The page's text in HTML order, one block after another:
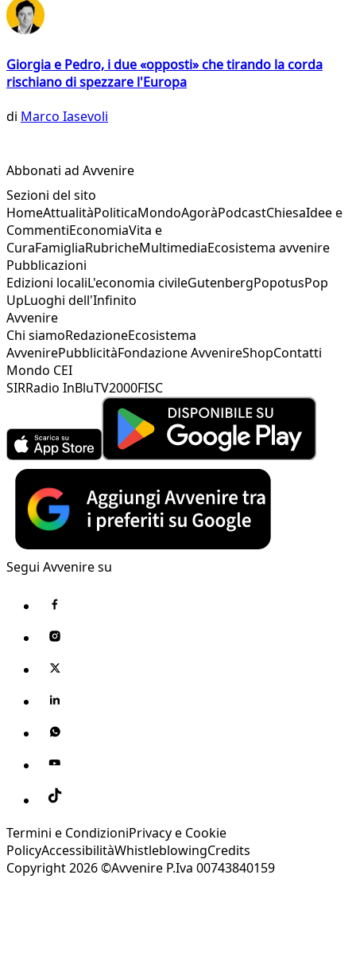
Giorgia e Pedro, i due «opposti» che tirando la corda
rischiano di spezzare l'Europa
di Marco Iasevoli
Abbonati ad Avvenire
Sezioni del sito
HomeAttualitàPoliticaMondoAgoràPodcastChiesaIdee e
CommentiEconomiaVita e
CuraFamigliaRubricheMultimediaEcosistema avvenire
Pubblicazioni
Edizioni localiL'economia civileGutenbergPopotusPop
UpLuoghi dell'Infinito
Avvenire
Chi siamoRedazioneEcosistema
AvvenirePubblicitàFondazione AvvenireShopContatti
Mondo CEI
SIRRadio InBluTV2000FISC
Segui Avvenire su
Termini e CondizioniPrivacy e Cookie
PolicyAccessibilitàWhistleblowingCredits
Copyright 2026 ©Avvenire P.Iva 00743840159